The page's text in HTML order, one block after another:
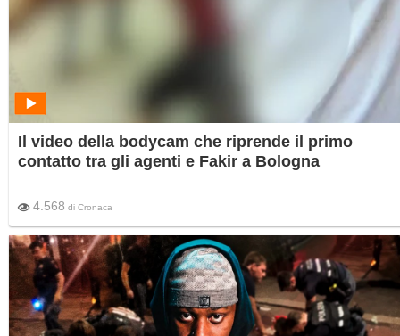
Il video della bodycam che riprende il primo
contatto tra gli agenti e Fakir a Bologna
4.568 di Cronaca